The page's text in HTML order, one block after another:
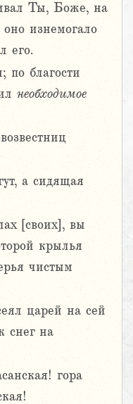
Ты, Боже, на
изнемогало
его.
по благости
необходимое
а сидящая
[своих], вы
крылья
чистым
царей на сей
снег на
гора